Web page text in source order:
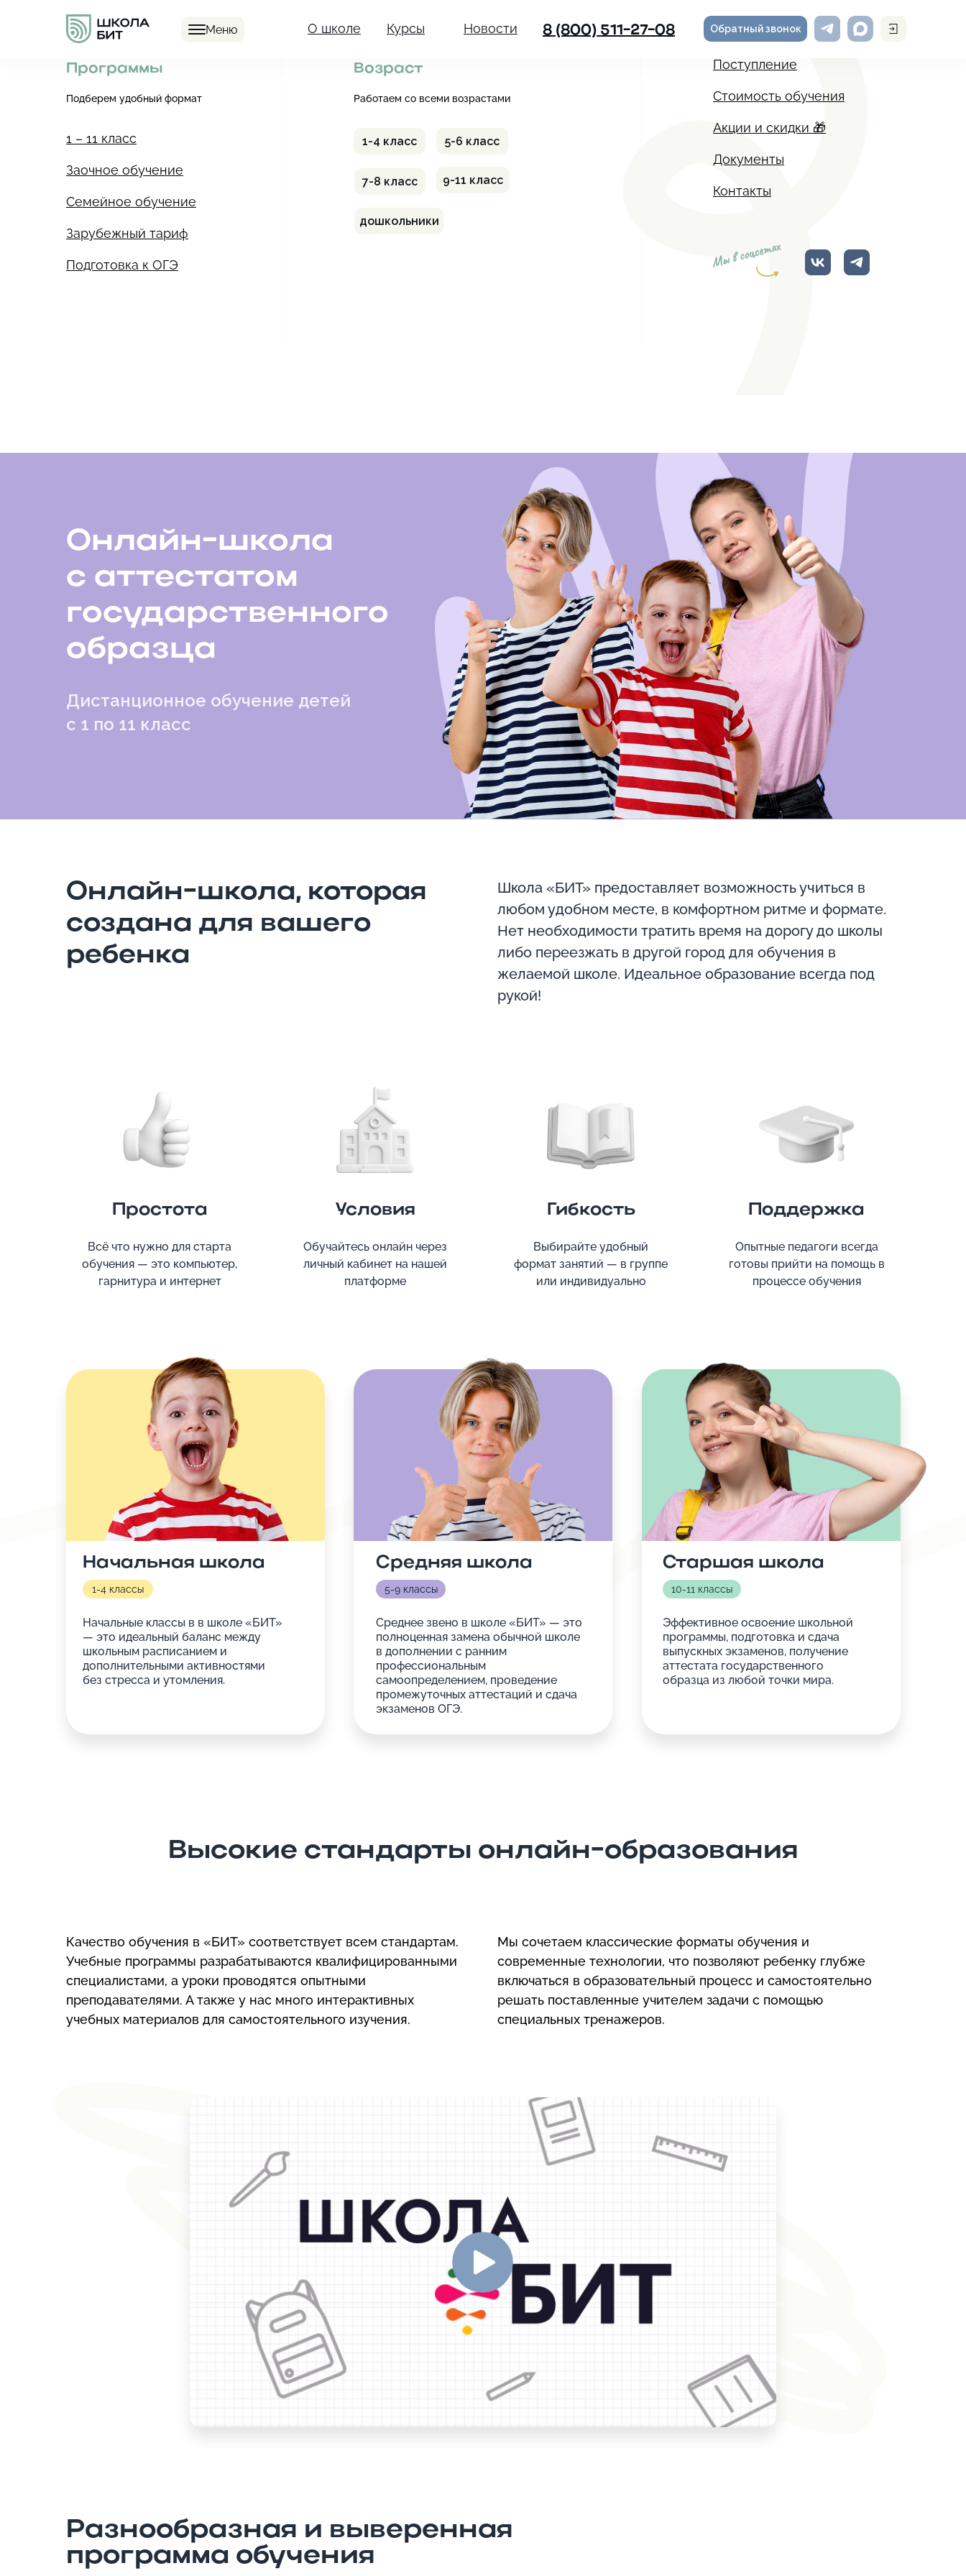
Новости
Курсы
О школе Обратный звонок
Меню 8 (800) 511-27-08
дошкольники
9-11 класс
7-8 класс
1-4 класс 5-6 класс
Подберем удобный формат Работаем со всеми возрастами
Программы Возраст Поступление
Стоимость обучения
Контакты
Подготовка к ОГЭ
Акции и скидки 🎁
Документы
Семейное обучение
Заочное обучение
1 – 11 класс
Зарубежный тариф
Онлайн-школа
с аттестатом
государственного
образца
Дистанционное обучение детей
с 1 по 11 класс
Онлайн-школа, которая
создана для вашего
ребенка
Школа «БИТ» предоставляет возможность учиться в
любом удобном месте, в комфортном ритме и формате.
Нет необходимости тратить время на дорогу до школы
либо переезжать в другой город для обучения в
желаемой школе. Идеальное образование всегда под
рукой!
Простота
Всё что нужно для старта
обучения — это компьютер,
гарнитура и интернет
Условия
Обучайтесь онлайн через
личный кабинет на нашей
платформе
Гибкость
Выбирайте удобный
формат занятий — в группе
или индивидуально
Поддержка
Опытные педагоги всегда
готовы прийти на помощь в
процессе обучения
Старшая школа
10-11 классы
Эффективное освоение школьной
программы, подготовка и сдача
выпускных экзаменов, получение
аттестата государственного
образца из любой точки мира.
Средняя школа
5-9 классы
Среднее звено в школе «БИТ» — это
полноценная замена обычной школе
в дополнении с ранним
профессиональным
самоопределением, проведение
промежуточных аттестаций и сдача
экзаменов ОГЭ.
Начальная школа
1-4 классы
Начальные классы в в школе «БИТ»
— это идеальный баланс между
школьным расписанием и
дополнительными активностями
без стресса и утомления.
Высокие стандарты онлайн-образования
Качество обучения в «БИТ» соответствует всем стандартам.
Учебные программы разрабатываются квалифицированными
специалистами, а уроки проводятся опытными
преподавателями. А также у нас много интерактивных
учебных материалов для самостоятельного изучения.
Мы сочетаем классические форматы обучения и
современные технологии, что позволяют ребенку глубже
включаться в образовательный процесс и самостоятельно
решать поставленные учителем задачи с помощью
специальных тренажеров.
Разнообразная и выверенная
программа обучения